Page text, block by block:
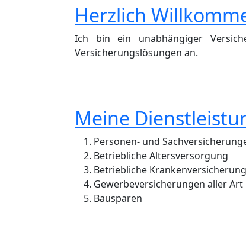
Herzlich
Ich bin ein unabhängiger
Versicherungslösungen an.
Meine
Personen- und
Betriebliche Altersversorgung
Betriebliche Krankenversicherung
Gewerbeversicherungen aller Art
Bausparen